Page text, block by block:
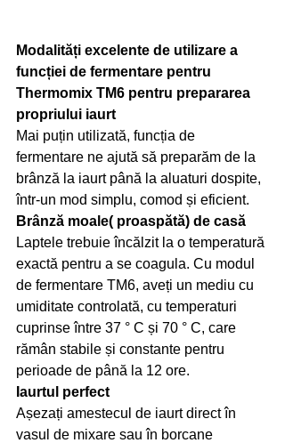
Modalități excelente de utilizare a
funcției de fermentare pentru
Thermomix TM6 pentru prepararea
propriului iaurt
Mai puțin utilizată, funcția de
fermentare ne ajută să preparăm de la
brânză la iaurt până la aluaturi dospite,
într-un mod simplu, comod și eficient.
Brânză moale( proaspătă) de casă
Laptele trebuie încălzit la o temperatură
exactă pentru a se coagula. Cu modul
de fermentare TM6, aveți un mediu cu
umiditate controlată, cu temperaturi
cuprinse între 37 ° C și 70 ° C, care
rămân stabile și constante pentru
perioade de până la 12 ore.
Iaurtul perfect
Așezați amestecul de iaurt direct în
vasul de mixare sau în borcane